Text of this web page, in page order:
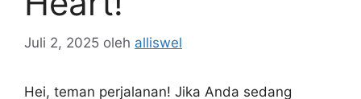
Juli 2, 2025 oleh alliswel
Hei, teman perjalanan! Jika Anda sedang